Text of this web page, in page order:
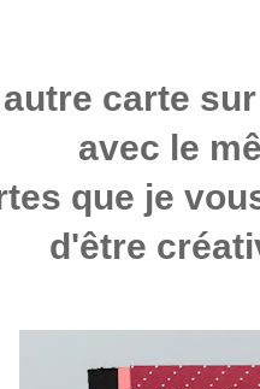
carte
avec le
que je
d'être